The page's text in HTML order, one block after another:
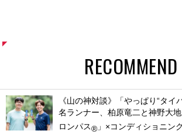
RECOMMEND
《山の神対談》「やっぱり“タイ
名ランナー、柏原竜二と神野大
ロンパス® 」×コンディショニン